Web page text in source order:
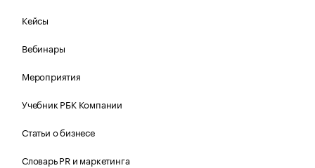
Кейсы
Вебинары
Мероприятия
Учебник РБК Компании
Статьи о бизнесе
Словарь PR и маркетинга